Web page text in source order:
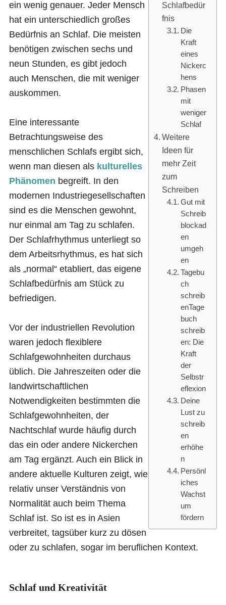
Schlafbedür
fnis
Die
Kraft
eines
Nickerc
hens
Phasen
mit
weniger
Schlaf
Weitere
Ideen für
mehr Zeit
zum
Schreiben
Gut mit
Schreib
blockad
en
umgeh
en
Tagebu
ch
schreib
enTage
buch
schreib
en: Die
Kraft
der
Selbstr
eflexion
Deine
Lust zu
schreib
en
erhöhe
n
Persönl
iches
Wachst
um
fördern
ein wenig genauer. Jeder Mensch
hat ein unterschiedlich großes
Bedürfnis an Schlaf. Die meisten
benötigen zwischen sechs und
neun Stunden, es gibt jedoch
auch Menschen, die mit weniger
auskommen.
Eine interessante
Betrachtungsweise des
menschlichen Schlafs ergibt sich,
wenn man diesen als kulturelles
Phänomen begreift. In den
modernen Industriegesellschaften
sind es die Menschen gewohnt,
nur einmal am Tag zu schlafen.
Der Schlafrhythmus unterliegt so
dem Arbeitsrhythmus, es hat sich
als „normal“ etabliert, das eigene
Schlafbedürfnis am Stück zu
befriedigen.
Vor der industriellen Revolution
waren jedoch flexiblere
Schlafgewohnheiten durchaus
üblich. Die Jahreszeiten oder die
landwirtschaftlichen
Notwendigkeiten bestimmten die
Schlafgewohnheiten, der
Nachtschlaf wurde häufig durch
das ein oder andere Nickerchen
am Tag ergänzt. Auch ein Blick in
andere aktuelle Kulturen zeigt, wie
relativ unser Verständnis von
Normalität auch beim Thema
Schlaf ist. So ist es in Asien
verbreitet, tagsüber kurz zu dösen
oder zu schlafen, sogar im beruflichen Kontext.
Schlaf und Kreativität